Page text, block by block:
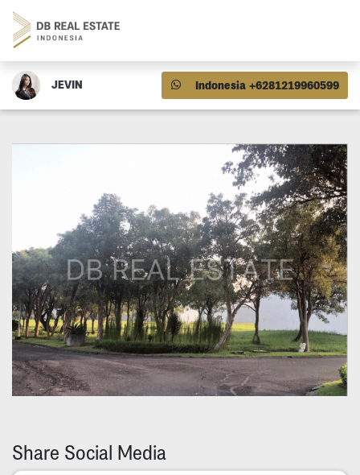
JEVIN Indonesia +6281219960599
Share Social Media